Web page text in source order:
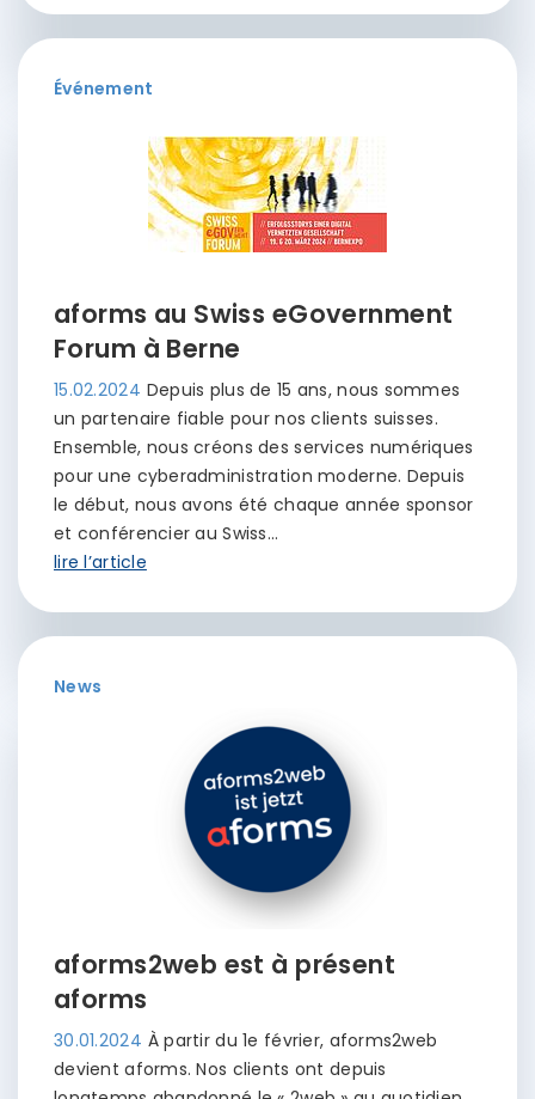
Événement
aforms au Swiss eGovernment
Forum à Berne
15.02.2024 Depuis plus de 15 ans, nous sommes
un partenaire fiable pour nos clients suisses.
Ensemble, nous créons des services numériques
pour une cyberadministration moderne. Depuis
le début, nous avons été chaque année sponsor
et conférencier au Swiss…
lire l’article
News
aforms2web est à présent
aforms
30.01.2024 À partir du 1e février, aforms2web
devient aforms. Nos clients ont depuis